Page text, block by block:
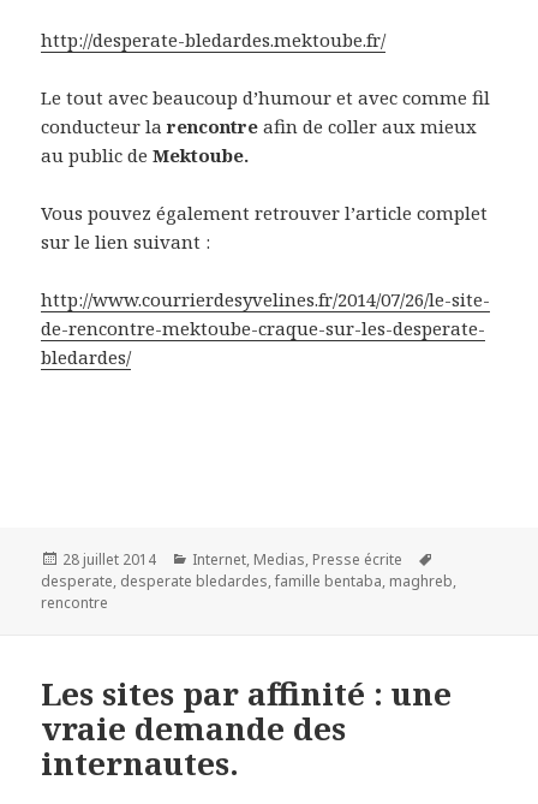
http://desperate-bledardes.mektoube.fr/
Le tout avec beaucoup d’humour et avec comme fil
conducteur larencontre afin de coller aux mieux
au public deMektoube.
Vous pouvez également retrouver l’article complet
sur le lien suivant :
http://www.courrierdesyvelines.fr/2014/07/26/le-site-
de-rencontre-mektoube-craque-sur-les-desperate-
bledardes/
Publié
le
28 juillet 2014 Catégories
Internet, Medias, Presse écrite
desperate, desperate bledardes,famille bentaba, maghreb,
rencontre
Les sites par affinité : une
vraie demande des
internautes.